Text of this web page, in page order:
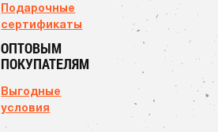
Подарочные
сертификаты
ОПТОВЫМ
ПОКУПАТЕЛЯМ
Выгодные
условия